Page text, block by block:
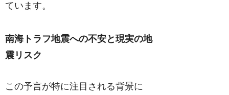
ています。
南海トラフ地震への不安と現実の地
震リスク
この予言が特に注目される背景に